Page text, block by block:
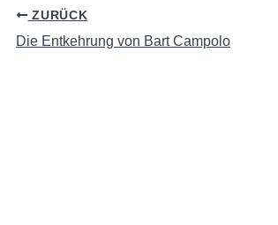
ZURÜCK
Die Entkehrung von Bart Campolo